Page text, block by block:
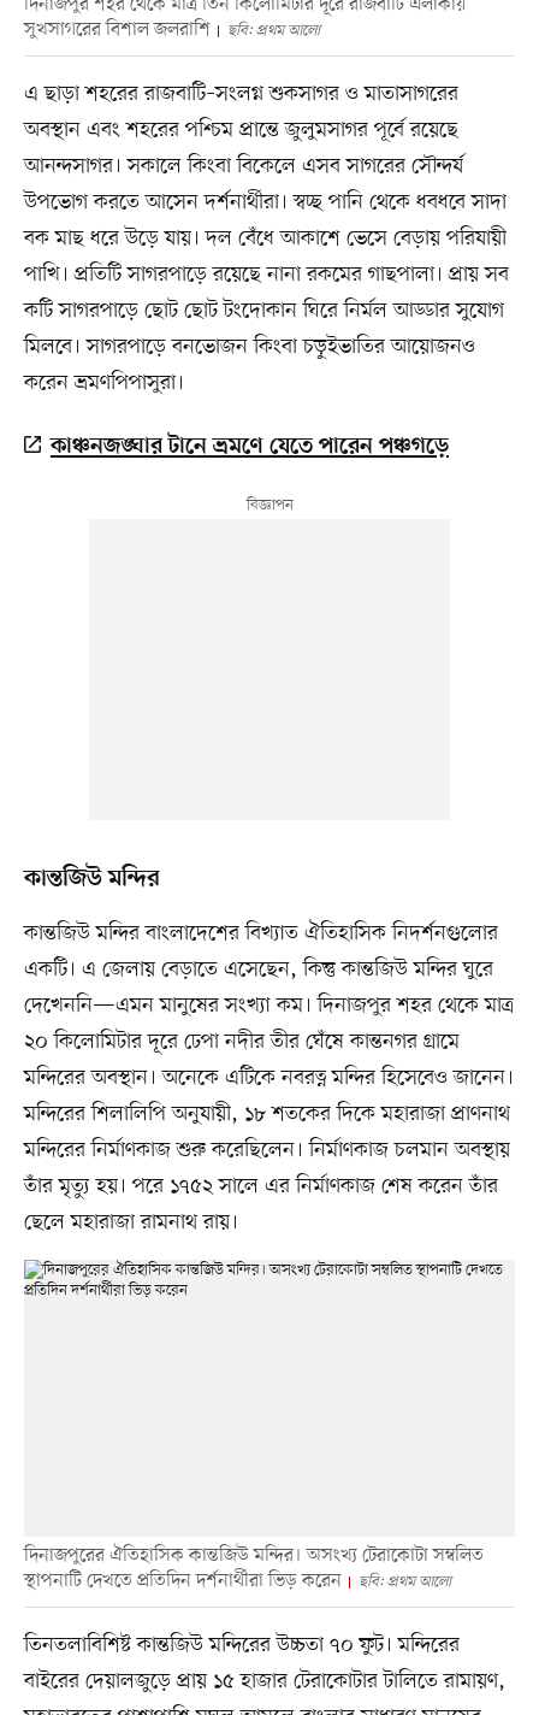
সুখসাগরের বিশাল জলরাশি
ছবি: প্রথম আলো
এ ছাড়া শহরের রাজবাটি–সংলগ্ন শুকসাগর ও মাতাসাগরের
অবস্থান এবং শহরের পশ্চিম প্রান্তে জুলুমসাগর পূর্বে রয়েছে
আনন্দসাগর। সকালে কিংবা বিকেলে এসব সাগরের সৌন্দর্য
উপভোগ করতে আসেন দর্শনার্থীরা। স্বচ্ছ পানি থেকে ধবধবে সাদা
বক মাছ ধরে উড়ে যায়। দল বেঁধে আকাশে ভেসে বেড়ায় পরিযায়ী
পাখি। প্রতিটি সাগরপাড়ে রয়েছে নানা রকমের গাছপালা। প্রায় সব
কটি সাগরপাড়ে ছোট ছোট টংদোকান ঘিরে নির্মল আড্ডার সুযোগ
মিলবে। সাগরপাড়ে বনভোজন কিংবা চড়ুইভাতির আয়োজনও
করেন ভ্রমণপিপাসুরা।
কাঞ্চনজঙ্ঘার টানে ভ্রমণে যেতে পারেন পঞ্চগড়ে
কান্তজিউ মন্দির
কান্তজিউ মন্দির বাংলাদেশের বিখ্যাত ঐতিহাসিক নিদর্শনগুলোর
একটি। এ জেলায় বেড়াতে এসেছেন, কিন্তু কান্তজিউ মন্দির ঘুরে
দেখেননি—এমন মানুষের সংখ্যা কম। দিনাজপুর শহর থেকে মাত্র
২০ কিলোমিটার দূরে ঢেপা নদীর তীর ঘেঁষে কান্তনগর গ্রামে
মন্দিরের অবস্থান। অনেকে এটিকে নবরত্ন মন্দির হিসেবেও জানেন।
মন্দিরের শিলালিপি অনুযায়ী, ১৮ শতকের দিকে মহারাজা প্রাণনাথ
মন্দিরের নির্মাণকাজ শুরু করেছিলেন। নির্মাণকাজ চলমান অবস্থায়
তাঁর মৃত্যু হয়। পরে ১৭৫২ সালে এর নির্মাণকাজ শেষ করেন তাঁর
ছেলে মহারাজা রামনাথ রায়।
দিনাজপুরের ঐতিহাসিক কান্তজিউ মন্দির। অসংখ্য টেরাকোটা সম্বলিত
স্থাপনাটি দেখতে প্রতিদিন দর্শনার্থীরা ভিড় করেন
ছবি: প্রথম আলো
তিনতলাবিশিষ্ট কান্তজিউ মন্দিরের উচ্চতা ৭০ ফুট। মন্দিরের
বাইরের দেয়ালজুড়ে প্রায় ১৫ হাজার টেরাকোটার টালিতে রামায়ণ,